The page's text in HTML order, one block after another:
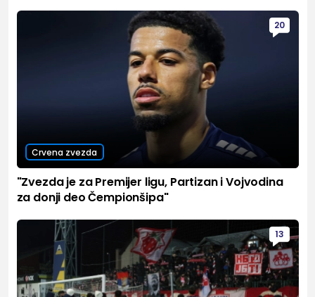
20
Crvena zvezda
"Zvezda je za Premijer ligu, Partizan i Vojvodina
za donji deo Čempionšipa"
13